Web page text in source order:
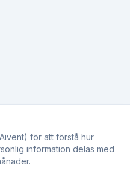
AB. Alla rättigheter
för att förstå hur
information delas med